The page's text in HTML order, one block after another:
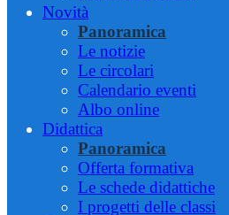
Novità
Panoramica
Le notizie
Le circolari
Calendario eventi
Albo online
Didattica
Panoramica
Offerta formativa
Le schede didattiche
I progetti delle classi